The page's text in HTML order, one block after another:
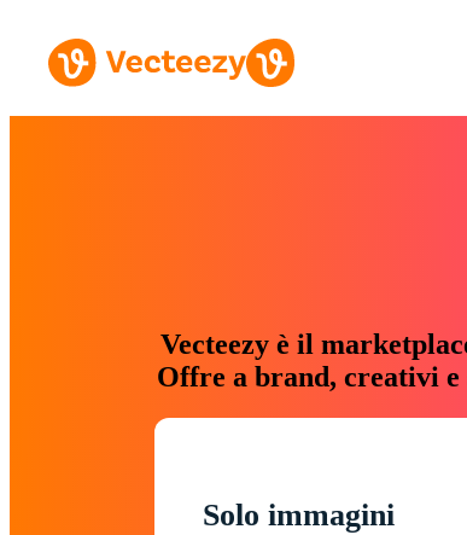
Vecteezy è il
Offre a brand, creativi
Solo immagini